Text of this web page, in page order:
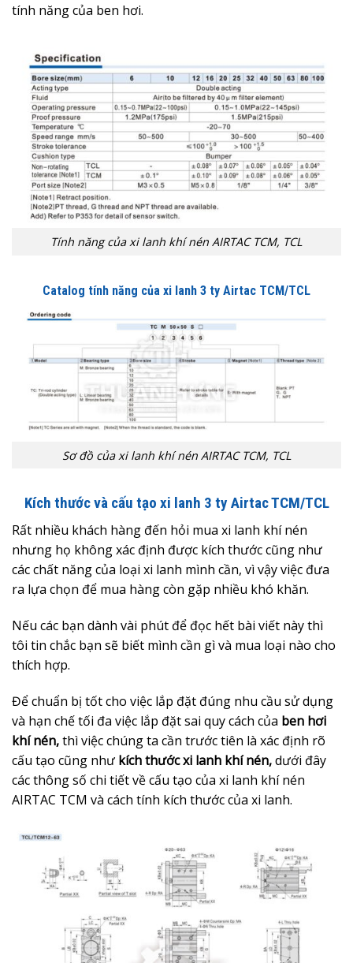
tính năng của ben hơi.
Tính năng của xi lanh khí nén AIRTAC TCM, TCL
Catalog tính năng của xi lanh 3 ty Airtac TCM/TCL
Sơ đồ của xi lanh khí nén AIRTAC TCM, TCL
Kích thước và cấu tạo xi lanh 3 ty Airtac TCM/TCL
Rất nhiều khách hàng đến hỏi mua xi lanh khí nén
nhưng họ không xác định được kích thước cũng như
các chất năng của loại xi lanh mình cần, vì vậy việc đưa
ra lựa chọn để mua hàng còn gặp nhiều khó khăn.
Nếu các bạn dành vài phút để đọc hết bài viết này thì
tôi tin chắc bạn sẽ biết mình cần gì và mua loại nào cho
thích hợp.
Để chuẩn bị tốt cho việc lắp đặt đúng nhu cầu sử dụng
và hạn chế tối đa việc lắp đặt sai quy cách của ben hơi
khí nén,thì việc chúng ta cần trước tiên là xác định rõ
cấu tạo cũng như kích thước xi lanh khí nén,dưới đây
các thông số chi tiết về cấu tạo của xi lanh khí nén
AIRTAC TCM và cách tính kích thước của xi lanh.